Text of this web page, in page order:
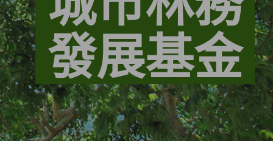
發展基金